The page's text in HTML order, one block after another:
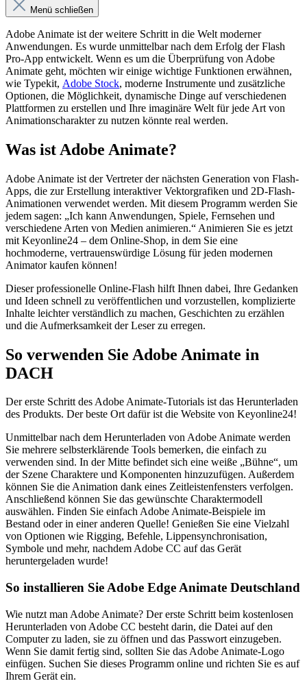
Menü schließen
Adobe Animate ist der weitere Schritt in die Welt moderner
Anwendungen. Es wurde unmittelbar nach dem Erfolg der Flash
Pro-App entwickelt. Wenn es um die Überprüfung von Adobe
Animate geht, möchten wir einige wichtige Funktionen erwähnen,
wie Typekit, Adobe Stock, moderne Instrumente und zusätzliche
Optionen, die Möglichkeit, dynamische Dinge auf verschiedenen
Plattformen zu erstellen und Ihre imaginäre Welt für jede Art von
Animationscharakter zu nutzen könnte real werden.
Was ist Adobe Animate?
Adobe Animate ist der Vertreter der nächsten Generation von Flash-
Apps, die zur Erstellung interaktiver Vektorgrafiken und 2D-Flash-
Animationen verwendet werden. Mit diesem Programm werden Sie
jedem sagen: „Ich kann Anwendungen, Spiele, Fernsehen und
verschiedene Arten von Medien animieren.“ Animieren Sie es jetzt
mit Keyonline24 – dem Online-Shop, in dem Sie eine
hochmoderne, vertrauenswürdige Lösung für jeden modernen
Animator kaufen können!
Dieser professionelle Online-Flash hilft Ihnen dabei, Ihre Gedanken
und Ideen schnell zu veröffentlichen und vorzustellen, komplizierte
Inhalte leichter verständlich zu machen, Geschichten zu erzählen
und die Aufmerksamkeit der Leser zu erregen.
So verwenden Sie Adobe Animate in
DACH
Der erste Schritt des Adobe Animate-Tutorials ist das Herunterladen
des Produkts. Der beste Ort dafür ist die Website von Keyonline24!
Unmittelbar nach dem Herunterladen von Adobe Animate werden
Sie mehrere selbsterklärende Tools bemerken, die einfach zu
verwenden sind. In der Mitte befindet sich eine weiße „Bühne“, um
der Szene Charaktere und Komponenten hinzuzufügen. Außerdem
können Sie die Animation dank eines Zeitleistenfensters verfolgen.
Anschließend können Sie das gewünschte Charaktermodell
auswählen. Finden Sie einfach Adobe Animate-Beispiele im
Bestand oder in einer anderen Quelle! Genießen Sie eine Vielzahl
von Optionen wie Rigging, Befehle, Lippensynchronisation,
Symbole und mehr, nachdem Adobe CC auf das Gerät
heruntergeladen wurde!
So installieren Sie Adobe Edge Animate Deutschland
Wie nutzt man Adobe Animate? Der erste Schritt beim kostenlosen
Herunterladen von Adobe CC besteht darin, die Datei auf den
Computer zu laden, sie zu öffnen und das Passwort einzugeben.
Wenn Sie damit fertig sind, sollten Sie das Adobe Animate-Logo
einfügen. Suchen Sie dieses Programm online und richten Sie es auf
Ihrem Gerät ein.